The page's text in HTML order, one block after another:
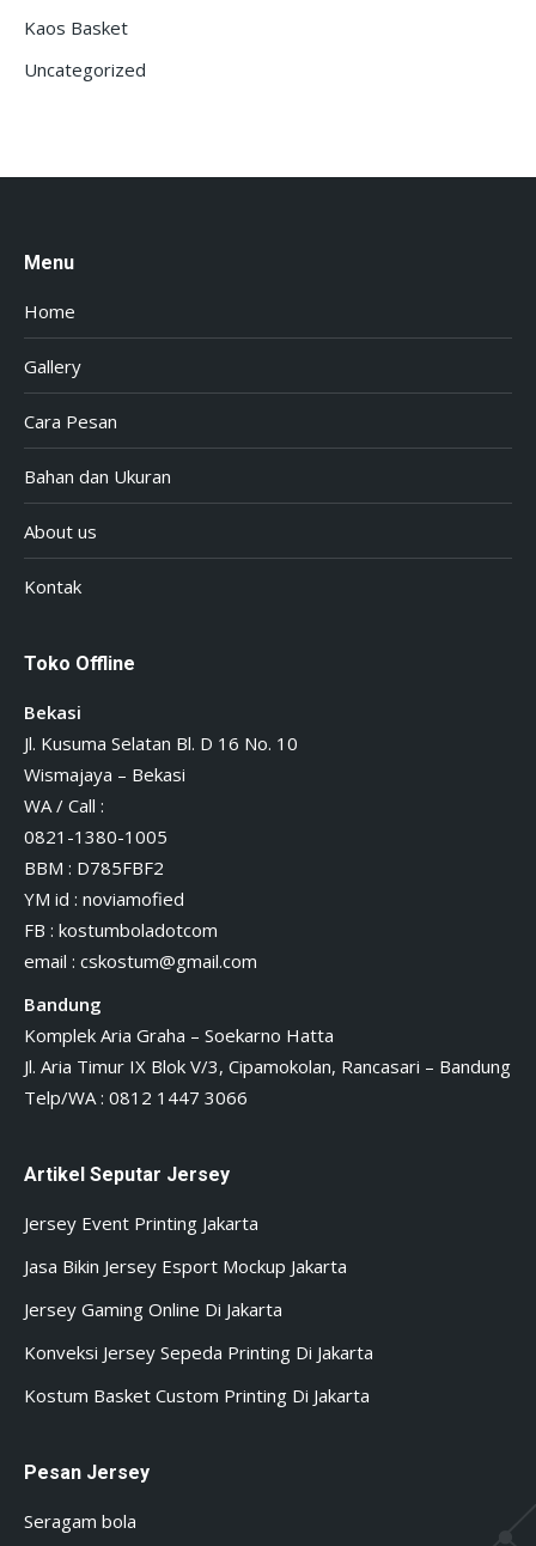
Kaos Basket
Uncategorized
Menu
Home
Gallery
Cara Pesan
Bahan dan Ukuran
About us
Kontak
Toko Offline
Bekasi
Jl. Kusuma Selatan Bl. D 16 No. 10
Wismajaya – Bekasi
WA / Call :
0821-1380-1005
BBM : D785FBF2
YM id : noviamofied
FB : kostumboladotcom
email : cskostum@gmail.com
Bandung
Komplek Aria Graha – Soekarno Hatta
Jl. Aria Timur IX Blok V/3, Cipamokolan, Rancasari – Bandung
Telp/WA : 0812 1447 3066
Artikel Seputar Jersey
Jersey Event Printing Jakarta
Jasa Bikin Jersey Esport Mockup Jakarta
Jersey Gaming Online Di Jakarta
Konveksi Jersey Sepeda Printing Di Jakarta
Kostum Basket Custom Printing Di Jakarta
Pesan Jersey
Seragam bola